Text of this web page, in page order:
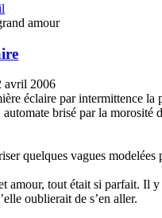
amour
avril 2006
éclaire par intermittence la
brisé par la morosité
quelques vagues
amour, tout était si parfait. Il y
oublierait de s’en aller.